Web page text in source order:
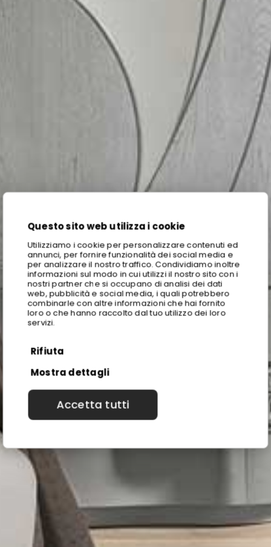
Questo sito web utilizza i cookie
Utilizziamo i cookie per personalizzare contenuti ed
annunci, per fornire funzionalità dei social media e
per analizzare il nostro traffico. Condividiamo inoltre
informazioni sul modo in cui utilizzi il nostro sito con i
nostri partner che si occupano di analisi dei dati
web, pubblicità e social media, i quali potrebbero
combinarle con altre informazioni che hai fornito
loro o che hanno raccolto dal tuo utilizzo dei loro
servizi.
Rifiuta
Mostra dettagli
Accetta tutti